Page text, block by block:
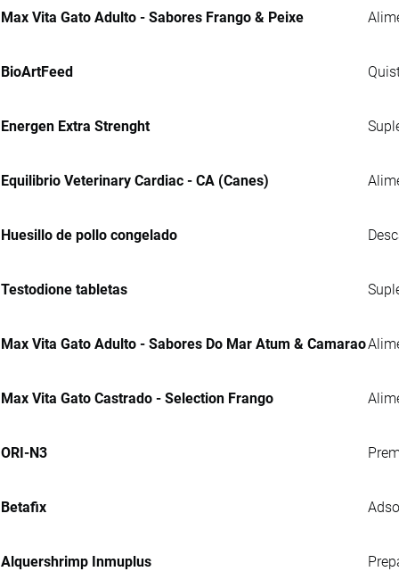
Max Vita Gato Adulto - Sabores Frango & Peixe
BioArtFeed
Energen Extra Strenght
Equilibrio Veterinary Cardiac - CA (Canes)
Huesillo de pollo congelado
Testodione tabletas
Max Vita Gato Adulto - Sabores Do Mar Atum & Camarao
Max Vita Gato Castrado - Selection Frango
ORI-N3
Betafix
Alquershrimp Inmuplus